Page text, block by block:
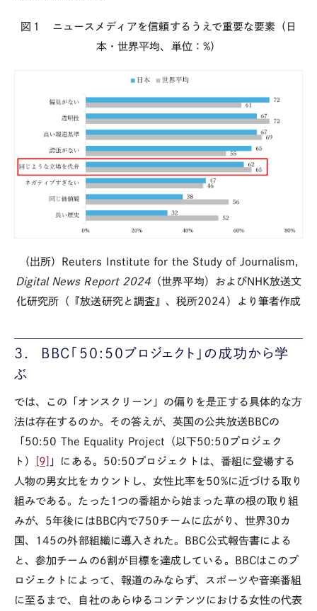
図１ ニュースメディアを信頼するうえで重要な要素（日
本・世界平均、単位： %）
（出所）
Reuters Institute for the Study of Journalism,
Digital News Report 2024 （世界平均）およびNHK放送文
化研究所（『放送研究と調査』、税所2024 ）より筆者作成
3. BBC 50:50 プロジェクト」の成功から学
ぶ
では、この「オンスクリーン」の偏りを是正する具体的な方
法は存在するのか。その答えが、英国の公共放送BBCの
「 50:50 The Equality Project （以下50:50 プロジェク
ト）
[9] 」にある。 50:50 プロジェクトは、番組に登場する
人物の男女比をカウントし、女性比率を50%に近づける取り
組みである。たった1つの番組から始まった草の根の取り組
みが、5年後には BBC内で750チームに広がり、世界30 カ
国、
145の外部組織に導入された。 BBC公式報告書による
と、参加チームの6割が目標を達成している。
BBCはこのプ
ロジェクトによって、報道のみならず、スポーツや音楽番組
に至るまで、自社のあらゆるコンテンツにおける女性の代表